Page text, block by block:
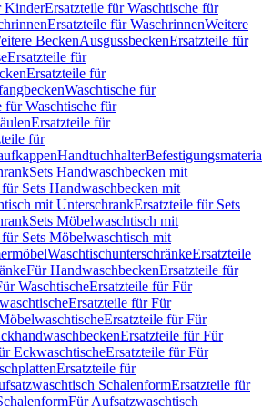
KinderErsatzteile für Waschtische für
Ersatzteile für WaschrinnenWeitere
BeckenAusgussbeckenErsatzteile für
Ersatzteile für
Ersatzteile für
Waschtische für
für Waschtische für
Ersatzteile für
für
Handtuchhalter
Sets Handwaschbecken mit
Sets Handwaschbecken mit
mit UnterschrankErsatzteile für Sets
Sets Möbelwaschtisch mit
Sets Möbelwaschtisch mit
WaschtischunterschränkeErsatzteile
Für HandwaschbeckenErsatzteile für
WaschtischeErsatzteile für Für
Ersatzteile für Für
Ersatzteile für Für
Ersatzteile für Für
EckwaschtischeErsatzteile für Für
Ersatzteile für
SchalenformErsatzteile für
Für Aufsatzwaschtisch